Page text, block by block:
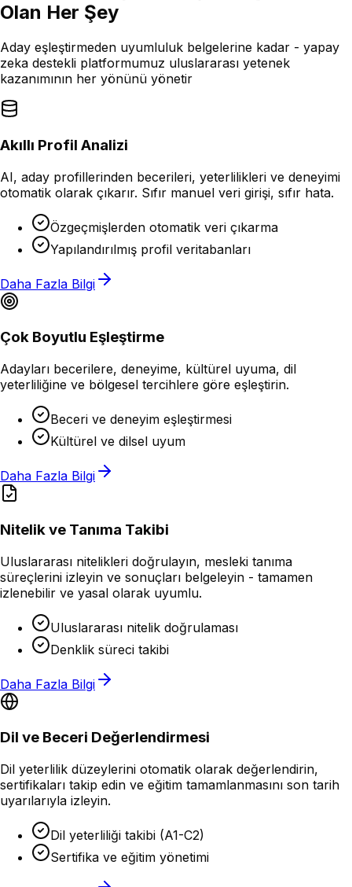
Olan Her Şey
Aday eşleştirmeden uyumluluk belgelerine kadar - yapay
zeka destekli platformumuz uluslararası yetenek
kazanımının her yönünü yönetir
Akıllı Profil Analizi
AI, aday profillerinden becerileri, yeterlilikleri ve deneyimi
otomatik olarak çıkarır. Sıfır manuel veri girişi, sıfır hata.
Özgeçmişlerden otomatik veri çıkarma
Yapılandırılmış profil veritabanları
Daha Fazla Bilgi
Çok Boyutlu Eşleştirme
Adayları becerilere, deneyime, kültürel uyuma, dil
yeterliliğine ve bölgesel tercihlere göre eşleştirin.
Beceri ve deneyim eşleştirmesi
Kültürel ve dilsel uyum
Daha Fazla Bilgi
Nitelik ve Tanıma Takibi
Uluslararası nitelikleri doğrulayın, mesleki tanıma
süreçlerini izleyin ve sonuçları belgeleyin - tamamen
izlenebilir ve yasal olarak uyumlu.
Uluslararası nitelik doğrulaması
Denklik süreci takibi
Daha Fazla Bilgi
Dil ve Beceri Değerlendirmesi
Dil yeterlilik düzeylerini otomatik olarak değerlendirin,
sertifikaları takip edin ve eğitim tamamlanmasını son tarih
uyarılarıyla izleyin.
Dil yeterliliği takibi (A1-C2)
Sertifika ve eğitim yönetimi